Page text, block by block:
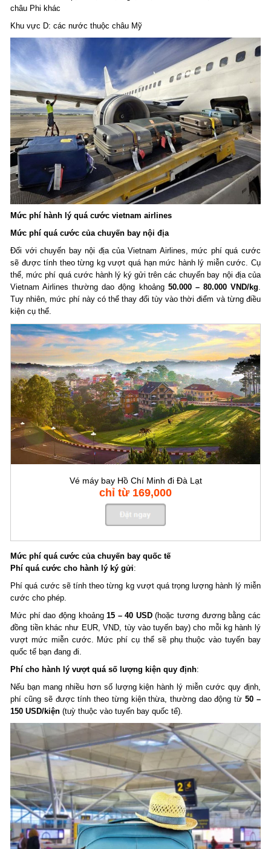
châu Phi khác
Khu vực D: các nước thuộc châu Mỹ
Mức phí hành lý quá cước vietnam airlines
Mức phí quá cước của chuyến bay nội địa
Đối với chuyến bay nội địa của Vietnam Airlines, mức phí quá cước
sẽ được tính theo từng kg vượt quá hạn mức hành lý miễn cước. Cụ
thể, mức phí quá cước hành lý ký gửi trên các chuyến bay nội địa của
Vietnam Airlines thường dao động khoảng 50.000 – 80.000 VND/kg.
Tuy nhiên, mức phí này có thể thay đổi tùy vào thời điểm và từng điều
kiện cụ thể.
Vé máy bay Hồ Chí Minh đi Đà Lạt
chỉ từ 169,000
Mức phí quá cước của chuyến bay quốc tế
Phí quá cước cho hành lý ký gửi:
Phí quá cước sẽ tính theo từng kg vượt quá trọng lượng hành lý miễn
cước cho phép.
Mức phí dao động khoảng15 – 40 USD(hoặc tương đương bằng các
đồng tiền khác như EUR, VND, tùy vào tuyến bay) cho mỗi kg hành lý
vượt mức miễn cước. Mức phí cụ thể sẽ phụ thuộc vào tuyến bay
quốc tế bạn đang đi.
Phí cho hành lý vượt quá số lượng kiện quy định:
Nếu bạn mang nhiều hơn số lượng kiện hành lý miễn cước quy định,
phí cũng sẽ được tính theo từng kiện thừa, thường dao động từ 50 –
150 USD/kiện (tuỳ thuộc vào tuyến bay quốc tế).